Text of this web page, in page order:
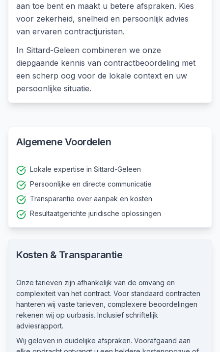
aan toe bent en maakt u betere afspraken. Kies
voor zekerheid, snelheid en persoonlijk advies
van ervaren contractjuristen.
In Sittard-Geleen combineren we onze
diepgaande kennis van contractbeoordeling met
een scherp oog voor de lokale context en uw
persoonlijke situatie.
Algemene Voordelen
Lokale expertise in Sittard-Geleen
Persoonlijke en directe communicatie
Transparantie over aanpak en kosten
Resultaatgerichte juridische oplossingen
Kosten & Transparantie
Onze tarieven zijn afhankelijk van de omvang en
complexiteit van het contract. Voor standaard contracten
hanteren wij vaste tarieven, complexere beoordelingen
rekenen wij op uurbasis. Inclusief schriftelijk
adviesrapport.
Wij geloven in duidelijke afspraken. Voorafgaand aan